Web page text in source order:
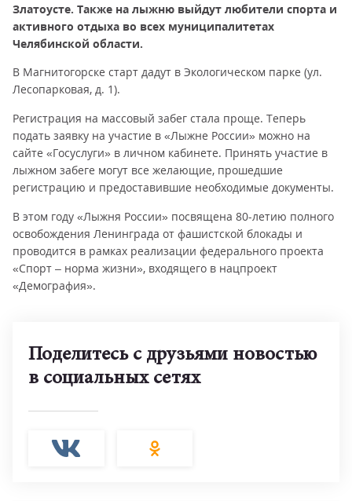
Златоусте. Также на лыжню выйдут любители спорта и
активного отдыха во всех муниципалитетах
Челябинской области.
В Магнитогорске старт дадут в Экологическом парке (ул.
Лесопарковая, д. 1).
Регистрация на массовый забег стала проще. Теперь
подать заявку на участие в «Лыжне России» можно на
сайте «Госуслуги» в личном кабинете. Принять участие в
лыжном забеге могут все желающие, прошедшие
регистрацию и предоставившие необходимые документы.
В этом году «Лыжня России» посвящена 80-летию полного
освобождения Ленинграда от фашистской блокады и
проводится в рамках реализации федерального проекта
«Спорт – норма жизни», входящего в нацпроект
«Демография».
Поделитесь с друзьями новостью
в социальных сетях